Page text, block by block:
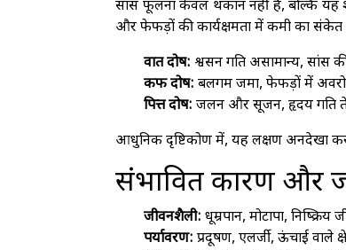
सांस फूलना केवल थकान नहीं है, बल्कि यह
और फेफड़ों की कार्यक्षमता में कमी का
वात दोष: श्वसन गति असामान्य, सांस
कफ दोष: बलगम जमा, फेफड़ों में
पित्त दोष: जलन और सूजन, हृदय गति
आधुनिक दृष्टिकोण में, यह लक्षण अनदेखा
संभावित कारण और
जीवनशैली: धूम्रपान, मोटापा, निष्क्रिय
पर्यावरण: प्रदूषण, एलर्जी, ऊंचाई वाले